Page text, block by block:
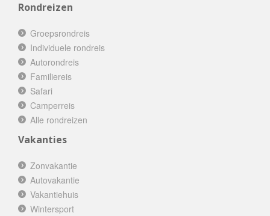
Rondreizen
Groepsrondreis
Individuele rondreis
Autorondreis
Familiereis
Safari
Camperreis
Alle rondreizen
Vakanties
Zonvakantie
Autovakantie
Vakantiehuis
Wintersport